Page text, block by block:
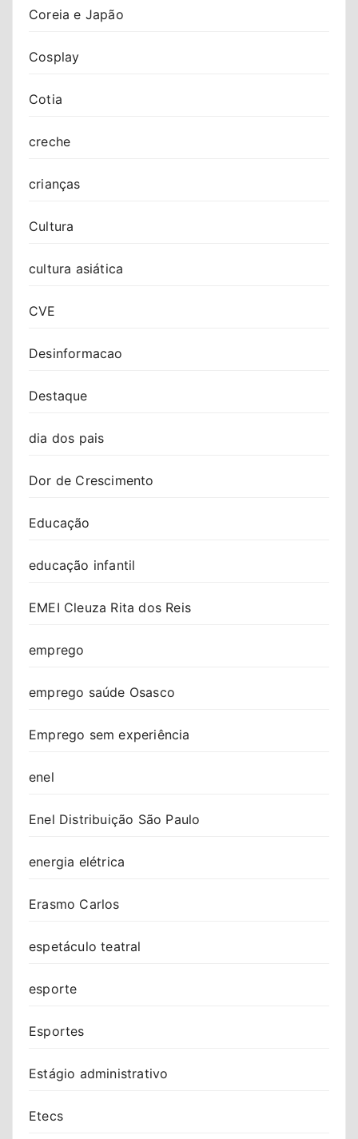
Coreia e Japão
Cosplay
Cotia
creche
crianças
Cultura
cultura asiática
CVE
Desinformacao
Destaque
dia dos pais
Dor de Crescimento
Educação
educação infantil
EMEI Cleuza Rita dos Reis
emprego
emprego saúde Osasco
Emprego sem experiência
enel
Enel Distribuição São Paulo
energia elétrica
Erasmo Carlos
espetáculo teatral
esporte
Esportes
Estágio administrativo
Etecs